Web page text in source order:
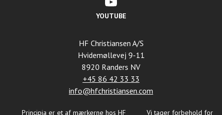
YOUTUBE
HF Christiansen A/S
Hvidemøllevej 9-11
8920 Randers NV
+45 86 42 33 33
info@hfchristiansen.com
Principia er et af mærkerne hos HF Vi tager forbehold for